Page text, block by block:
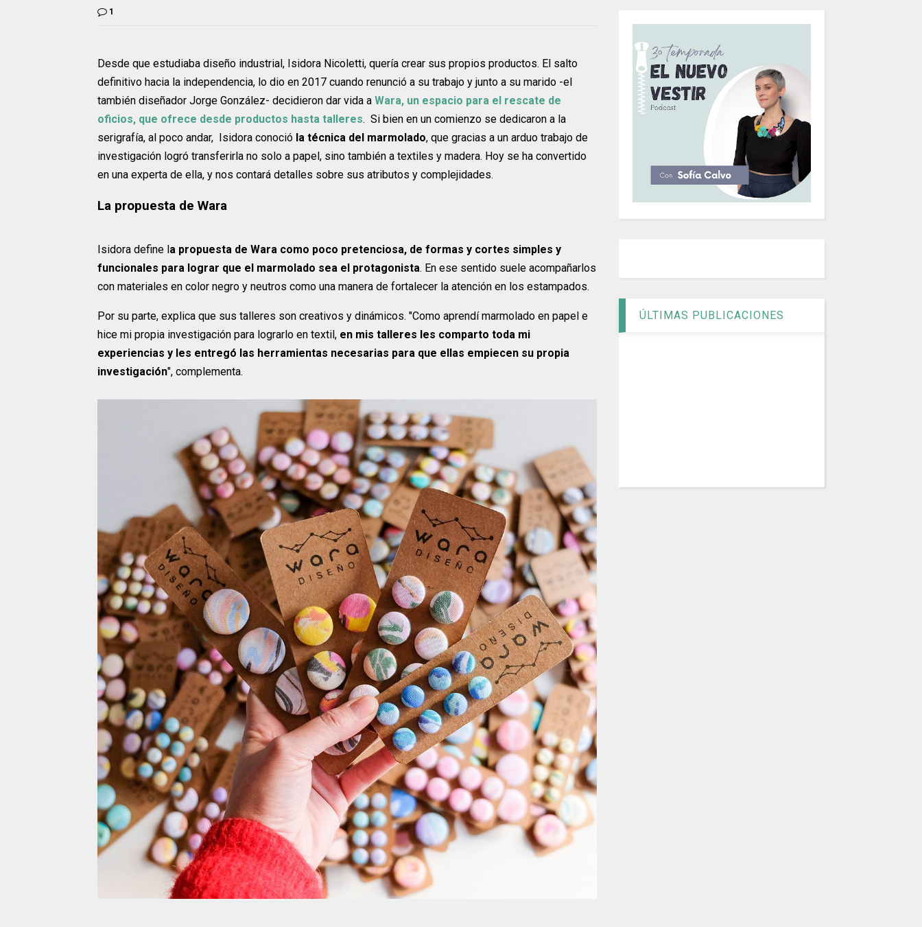
1
Desde que estudiaba diseño industrial, Isidora Nicoletti, quería crear sus propios productos. El salto
definitivo hacia la independencia, lo dio en 2017 cuando renunció a su trabajo y junto a su marido -el
también diseñador Jorge González- decidieron dar vida a Wara, un espacio para el rescate de
oficios, que ofrece desde productos hasta talleres. Si bien en un comienzo se dedicaron a la
serigrafía, al poco andar, Isidora conoció la técnica del marmolado, que gracias a un arduo trabajo de
investigación logró transferirla no solo a papel, sino también a textiles y madera. Hoy se ha convertido
en una experta de ella, y nos contará detalles sobre sus atributos y complejidades.
La propuesta de Wara
Isidora define la propuesta de Wara como poco pretenciosa, de formas y cortes simples y
funcionales para lograr que el marmolado sea el protagonista. En ese sentido suele acompañarlos
con materiales en color negro y neutros como una manera de fortalecer la atención en los estampados.
Por su parte, explica que sus talleres son creativos y dinámicos. "Como aprendí marmolado en papel e
hice mi propia investigación para lograrlo en textil, en mis talleres les comparto toda mi
experiencias y les entregó las herramientas necesarias para que ellas empiecen su propia
investigación", complementa.
ÚLTIMAS PUBLICACIONES